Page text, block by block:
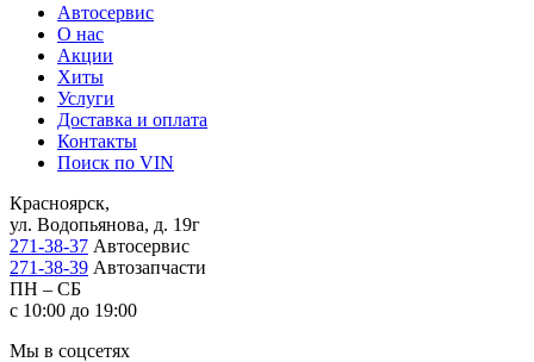
Автосервис
О нас
Акции
Хиты
Услуги
Доставка и оплата
Контакты
Поиск по VIN
Красноярск,
ул. Водопьянова, д. 19г
271-38-37 Автосервис
271-38-39 Автозапчасти
ПН – СБ
с 10:00 до 19:00
Мы в соцсетях